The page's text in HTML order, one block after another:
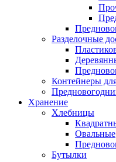
Разделочные
Контейнеры
Хранение
Хлебницы
Овальные
Бутылки